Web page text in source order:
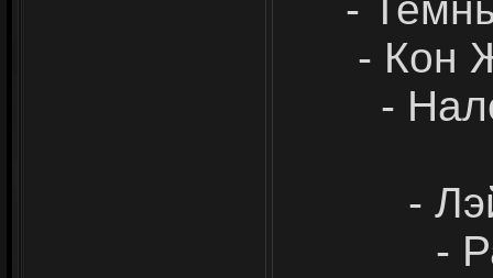
-
- Кон
-
-
-